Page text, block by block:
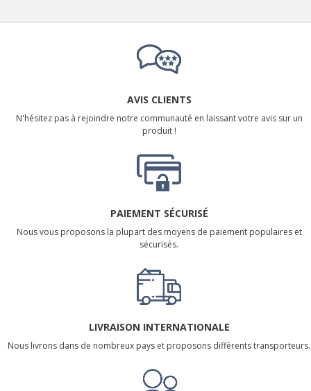
AVIS CLIENTS
N'hésitez pas à rejoindre notre communauté en laissant votre avis sur un
produit !
PAIEMENT SÉCURISÉ
Nous vous proposons la plupart des moyens de paiement populaires et
sécurisés.
LIVRAISON INTERNATIONALE
Nous livrons dans de nombreux pays et proposons différents transporteurs.